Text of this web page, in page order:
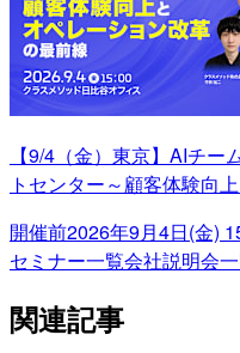
【9/4（金）東京】AIチ
トセンター～顧客体験向
開催前2026年9月4日(金)
セミナー一覧会社説明会
関連記事